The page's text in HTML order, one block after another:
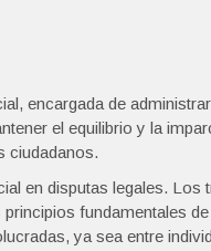
encargada de
el equilibrio y la
ciudadanos.
en disputas legales. Los
fundamentales
ya sea entre